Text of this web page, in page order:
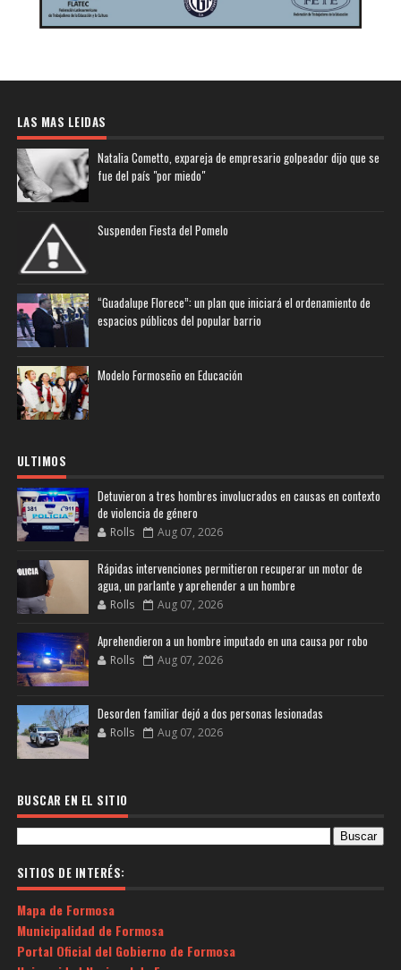
LAS MAS LEIDAS
Natalia Cometto, expareja de empresario golpeador dijo que se
fue del país "por miedo"
Suspenden Fiesta del Pomelo
“Guadalupe Florece”: un plan que iniciará el ordenamiento de
espacios públicos del popular barrio
Modelo Formoseño en Educación
ULTIMOS
Detuvieron a tres hombres involucrados en causas en contexto
de violencia de género
Rolls Aug 07, 2026
Rápidas intervenciones permitieron recuperar un motor de
agua, un parlante y aprehender a un hombre
Rolls Aug 07, 2026
Aprehendieron a un hombre imputado en una causa por robo
Rolls Aug 07, 2026
Desorden familiar dejó a dos personas lesionadas
Rolls Aug 07, 2026
BUSCAR EN EL SITIO
SITIOS DE INTERÉS:
Mapa de Formosa
Municipalidad de Formosa
Portal Oficial del Gobierno de Formosa